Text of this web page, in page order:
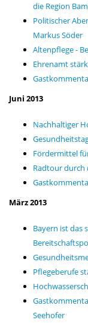
die Region
Politischer
Markus Söder
Altenpflege -
Ehrenamt
Juni 2013
Nachhaltiger
Fördermittel
Radtour durch
März 2013
Bayern ist das
Pflegeberufe
Seehofer